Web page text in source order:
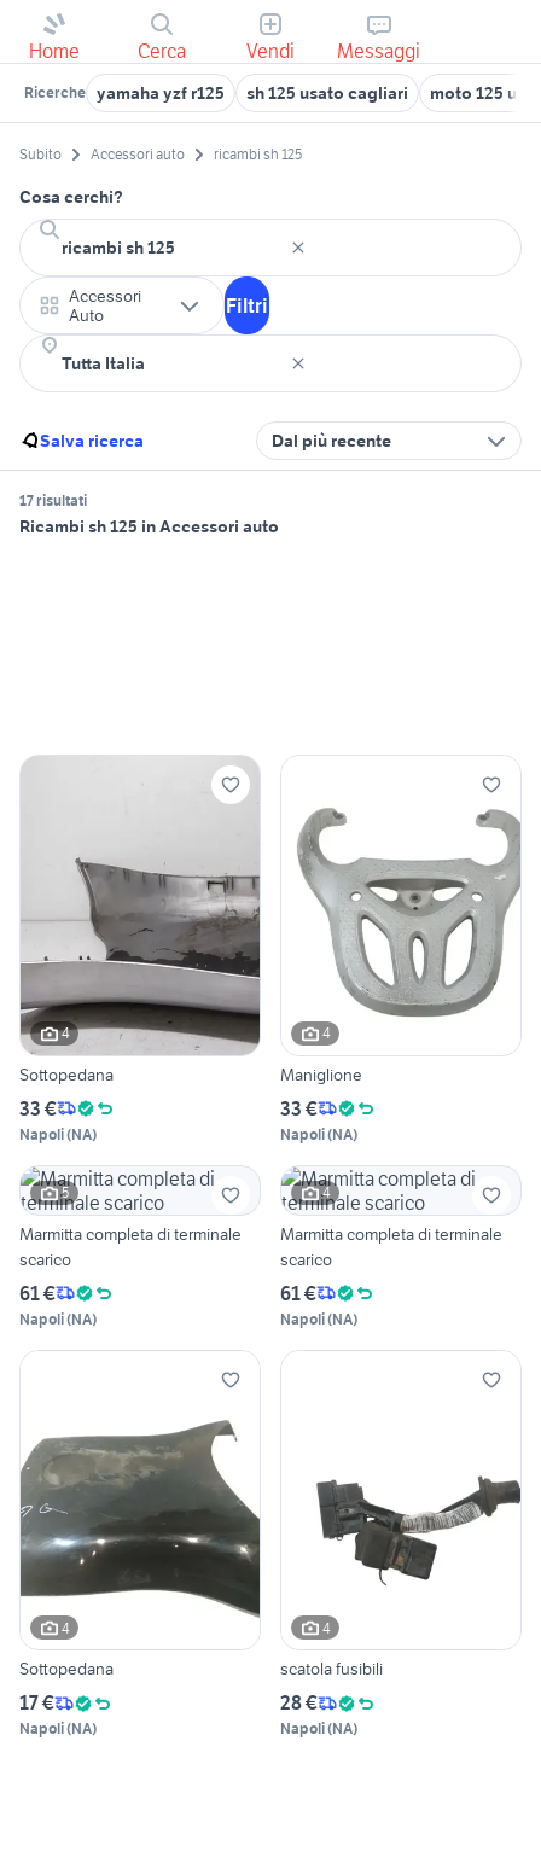
Home Cerca Vendi Messaggi
Ricerche yamaha yzf r125 sh 125 usato cagliari moto 125
Subito Accessori auto ricambi sh 125
Cosa cerchi?
Accessori
Auto
Filtri
Salva ricerca Dal più recente
17 risultati
Ricambi sh 125 in Accessori auto
4
Sottopedana
33 €
Napoli(NA)
4
Maniglione
33 €
Napoli(NA)
5
Marmitta completa di terminale
scarico
61 €
Napoli(NA)
4
Marmitta completa di terminale
scarico
61 €
Napoli(NA)
4
Sottopedana
17 €
Napoli(NA)
4
scatola fusibili
28 €
Napoli(NA)